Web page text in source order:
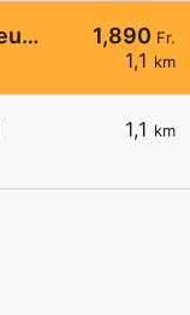
1,890 Fr.
1,1 km
Miniprix Station / Shop Les Pereuses
1,1 km